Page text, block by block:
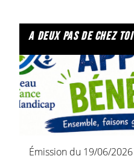
a deux pas de chez toi
Émission du 19/06/2026